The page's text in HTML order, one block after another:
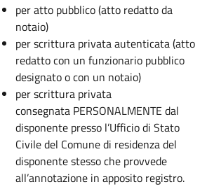
per atto pubblico (atto redatto da
notaio)
per scrittura privata autenticata (atto
redatto con un funzionario pubblico
designato o con un notaio)
per scrittura privata
consegnata PERSONALMENTE dal
disponente presso l’Ufficio di Stato
Civile del Comune di residenza del
disponente stesso che provvede
all’annotazione in apposito registro.